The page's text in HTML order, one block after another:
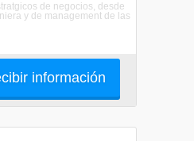
de negocios, desde
y de management de las
información